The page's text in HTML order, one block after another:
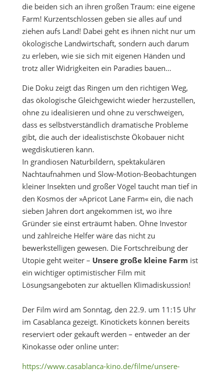
die beiden sich an ihren großen Traum: eine eigene
Farm! Kurzentschlossen geben sie alles auf und
ziehen aufs Land! Dabei geht es ihnen nicht nur um
ökologische Landwirtschaft, sondern auch darum
zu erleben, wie sie sich mit eigenen Händen und
trotz aller Widrigkeiten ein Paradies bauen…
Die Doku zeigt das Ringen um den richtigen Weg,
das ökologische Gleichgewicht wieder herzustellen,
ohne zu idealisieren und ohne zu verschweigen,
dass es selbstverständlich dramatische Probleme
gibt, die auch der idealistischste Ökobauer nicht
wegdiskutieren kann.
In grandiosen Naturbildern, spektakulären
Nachtaufnahmen und Slow-Motion-Beobachtungen
kleiner Insekten und großer Vögel taucht man tief in
den Kosmos der »Apricot Lane Farm« ein, die nach
sieben Jahren dort angekommen ist, wo ihre
Gründer sie einst erträumt haben. Ohne Investor
und zahlreiche Helfer wäre das nicht zu
bewerkstelligen gewesen. Die Fortschreibung der
Utopie geht weiter – Unsere große kleine Farm ist
ein wichtiger optimistischer Film mit
Lösungsangeboten zur aktuellen Klimadiskussion!
Der Film wird am Sonntag, den 22.9. um 11:15 Uhr
im Casablanca gezeigt. Kinotickets können bereits
reserviert oder gekauft werden – entweder an der
Kinokasse oder online unter:
https://www.casablanca-kino.de/filme/unsere-